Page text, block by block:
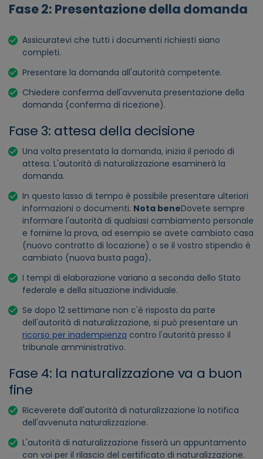
Fase 2: Presentazione della domanda
Assicuratevi che tutti i documenti richiesti siano
completi.
Presentare la domanda all'autorità competente.
Chiedere conferma dell'avvenuta presentazione della
domanda (conferma di ricezione).
Fase 3: attesa della decisione
Una volta presentata la domanda, inizia il periodo di
attesa. L'autorità di naturalizzazione esaminerà la
domanda.
In questo lasso di tempo è possibile presentare ulteriori
informazioni o documenti. Nota beneDovete sempre
informare l'autorità di qualsiasi cambiamento personale
e fornirne la prova, ad esempio se avete cambiato casa
(nuovo contratto di locazione) o se il vostro stipendio è
cambiato (nuova busta paga).
I tempi di elaborazione variano a seconda dello Stato
federale e della situazione individuale.
Se dopo 12 settimane non c'è risposta da parte
dell'autorità di naturalizzazione, si può presentare un
ricorso per inadempienza contro l'autorità presso il
tribunale amministrativo.
Fase 4: la naturalizzazione va a buon
fine
Riceverete dall'autorità di naturalizzazione la notifica
dell'avvenuta naturalizzazione.
L'autorità di naturalizzazione fisserà un appuntamento
con voi per il rilascio del certificato di naturalizzazione.